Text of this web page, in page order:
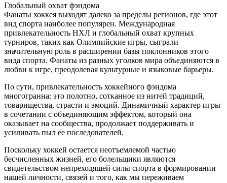
Глобальный охват фэндома
Фанаты хоккея выходят далеко за пределы регионов, где этот
вид спорта наиболее популярен. Международная
привлекательность НХЛ и глобальный охват крупных
турниров, таких как Олимпийские игры, сыграли
значительную роль в расширении базы поклонников этого
вида спорта. Фанаты из разных уголков мира объединяются в
любви к игре, преодолевая культурные и языковые барьеры.
По сути, привлекательность хоккейного фэндома
многогранна: это полотно, сотканное из нитей традиций,
товарищества, страсти и эмоций. Динамичный характер игры
в сочетании с объединяющим эффектом, который она
оказывает на сообщества, продолжает поддерживать и
усиливать пыл ее последователей.
Поскольку хоккей остается неотъемлемой частью
бесчисленных жизней, его болельщики являются
свидетельством непреходящей силы спорта в формировании
нашей личности, связей и того, как мы переживаем